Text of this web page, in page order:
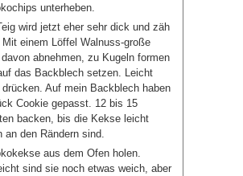
unterheben.
wird jetzt eher sehr dick und zäh
einem Löffel Walnuss-große
abnehmen, zu Kugeln formen
das Backblech setzen. Leicht
Auf mein Backblech haben
Cookie gepasst. 12 bis 15
backen, bis die Kekse leicht
an den Rändern sind.
aus dem Ofen holen.
sind sie noch etwas weich, aber